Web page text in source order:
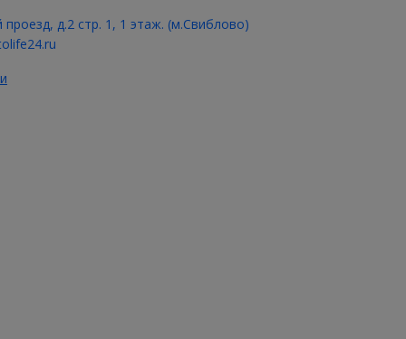
д.2 стр. 1, 1 этаж. (м.Свиблово)